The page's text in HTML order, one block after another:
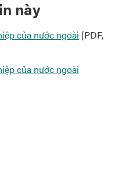
này
của nước ngoài [PDF,
của nước ngoài